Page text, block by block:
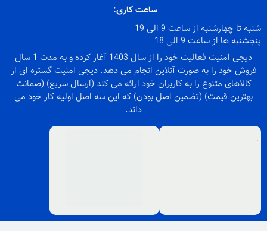
ساعت کاری:
شنبه تا چهارشنبه از ساعت 9 الی 19
پنجشنبه ها از ساعت 9 الی 18
دیجی امنیت فعالیت خود را از سال 1403 آغاز کرده و به مدت 1 سال
فروش خود را به صورت آنلاین انجام می دهد. دیجی امنیت گستره ای از
کالاهای متنوع را به کاربران خود ارائه می کند (ارسال سریع) (ضمانت
بهترین قیمت) (تضمین اصل بودن) که این سه اصل اولیه کار خود می
داند.